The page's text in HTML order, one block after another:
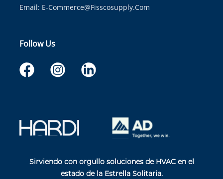
Email: E-Commerce@fisscosupply.com
Follow Us
Sirviendo con orgullo soluciones de HVAC en el
estado de la Estrella Solitaria.